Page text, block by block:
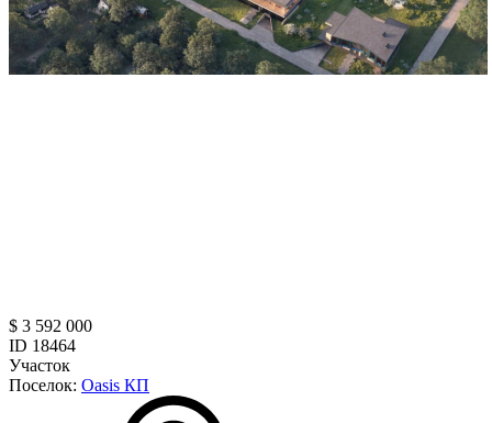
$ 3 592 000
ID 18464
Участок
Поселок: Oasis КП